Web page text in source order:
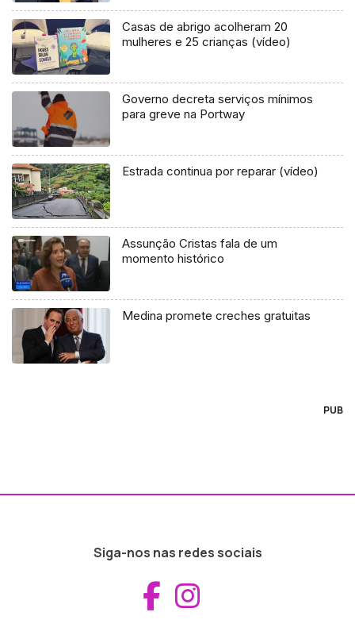
Casas de abrigo acolheram 20
mulheres e 25 crianças (vídeo)
Governo decreta serviços mínimos
para greve na Portway
Estrada continua por reparar (vídeo)
Assunção Cristas fala de um
momento histórico
Medina promete creches gratuitas
PUB
Siga-nos nas redes sociais
Aceder ao